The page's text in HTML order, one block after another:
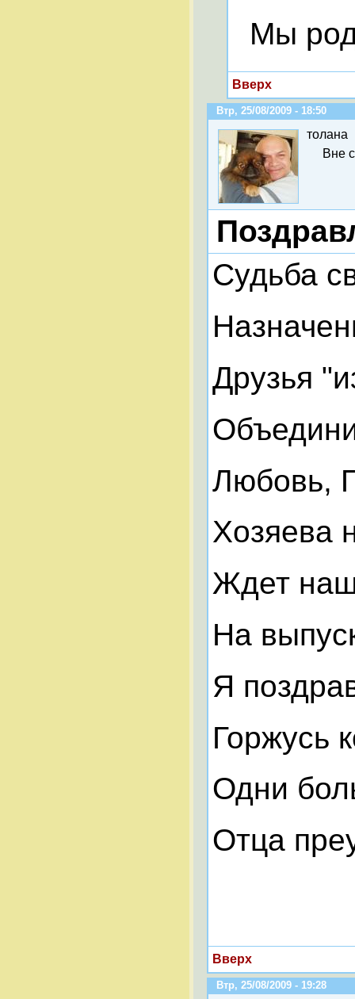
Мы
Вверх
Втр, 25/08/2009 - 18:50
толана
Вне
Судьба
Друзья
Любовь,
Хозяева
Ждет
На
Я
Горжусь
Одни
Отца
Вверх
Втр, 25/08/2009 - 19:28